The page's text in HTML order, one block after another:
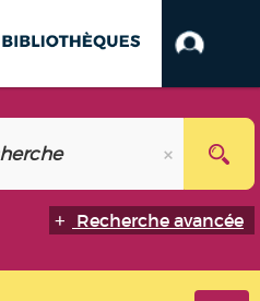
Recherche avancée